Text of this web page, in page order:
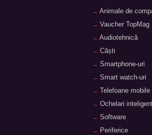
Animale de
Vaucher TopMag
Audiotehnică
Căști
Smartphone-uri
Smart watch-uri
Telefoane mobile
Ochelari
Software
Periferice